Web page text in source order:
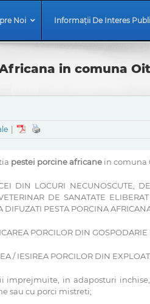
Noi Informații De Interes
in comuna
pestei porcine africane in comuna
DIN LOCURI NECUNOSCUTE,
DE SANATATE
DIFUZATI PESTA PORCINA
PORCILOR DIN
/ IESIREA PORCILOR DIN
imprejmuite, in adaposturi
sau cu porci mistreti;